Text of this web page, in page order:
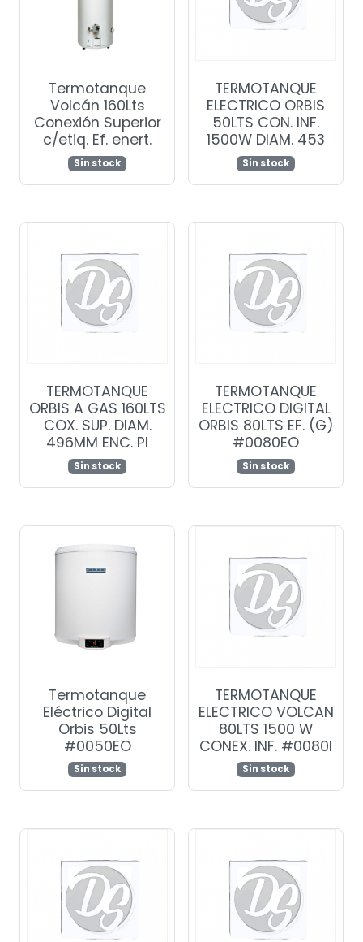
Termotanque
Volcán 160Lts
Conexión Superior
c/etiq. Ef. enert.
Sin stock
TERMOTANQUE
ELECTRICO ORBIS
50LTS CON. INF.
1500W DIAM. 453
Sin stock
TERMOTANQUE
ORBIS A GAS 160LTS
COX. SUP. DIAM.
496MM ENC. PI
Sin stock
TERMOTANQUE
ELECTRICO DIGITAL
ORBIS 80LTS EF. (G)
#0080EO
Sin stock
Termotanque
Eléctrico Digital
Orbis 50Lts
#0050EO
Sin stock
TERMOTANQUE
ELECTRICO VOLCAN
80LTS 1500 W
CONEX. INF. #0080I
Sin stock